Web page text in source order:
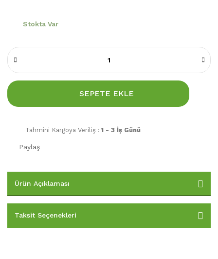
Stokta Var
SEPETE EKLE
Tahmini Kargoya Veriliş : 1 - 3 İş Günü
Paylaş
Ürün Açıklaması
Taksit Seçenekleri